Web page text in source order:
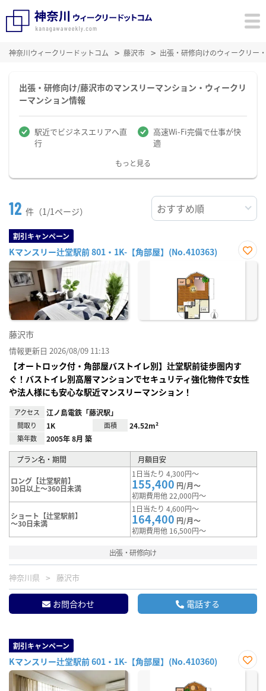
神奈川ウィークリードットコム 藤沢市 出張・研修向けのウィークリー
出張・研修向け/藤沢市のマンスリーマンション・ウィークリ
ーマンション情報
駅近でビジネスエリアへ直
行
高速Wi-Fi完備で仕事が快
適
もっと見る
12 件（1/1ページ）
割引キャンペーン
Kマンスリー辻堂駅前 801・1K-【角部屋】(No.410363)
お気
藤沢市
情報更新日 2026/08/09 11:13
【オートロック付・角部屋バストイレ別】辻堂駅前徒歩圏内す
ぐ！バストイレ別高層マンションでセキュリティ強化物件で女性
や法人様にも安心な駅近マンスリーマンション！
アクセス 江ノ島電鉄「藤沢駅」
間取り 1K 面積 24.52m²
築年数 2005年 8月 築
プラン名・期間 月額目安
ロング【辻堂駅前】
30日以上～360日未満
1日当たり 4,300円～
155,400 円/月～
初期費用他 22,000円～
ショート【辻堂駅前】
～30日未満
1日当たり 4,600円～
164,400 円/月～
初期費用他 16,500円～
出張・研修向け
神奈川県 藤沢市
お問合わせ 電話する
割引キャンペーン
Kマンスリー辻堂駅前 601・1K-【角部屋】(No.410360)
お気